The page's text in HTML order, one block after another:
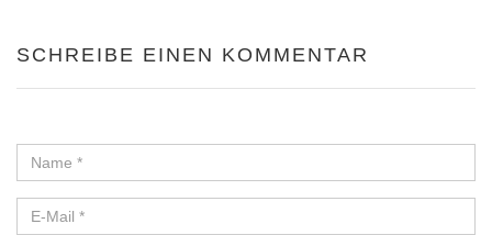
SCHREIBE EINEN KOMMENTAR